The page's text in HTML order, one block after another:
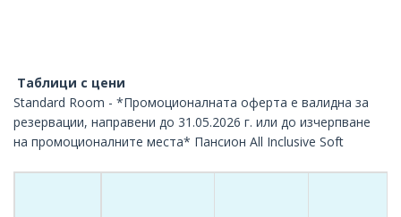
Таблици с цени
Standard Room - *Промоционалната оферта е валидна за
резервации, направени до 31.05.2026 г. или до изчерпване
на промоционалните места* Пансион All Inclusive Soft